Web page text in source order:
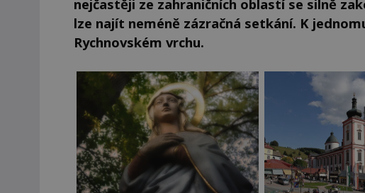
nejčastěji ze zahraničních oblastí se silně
lze najít neméně zázračná setkání. K
Rychnovském vrchu.